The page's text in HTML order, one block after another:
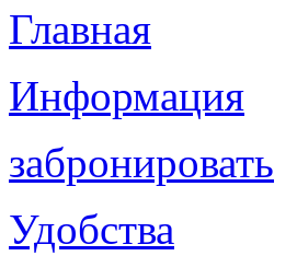
Главная
Информация
забронировать
Удобства